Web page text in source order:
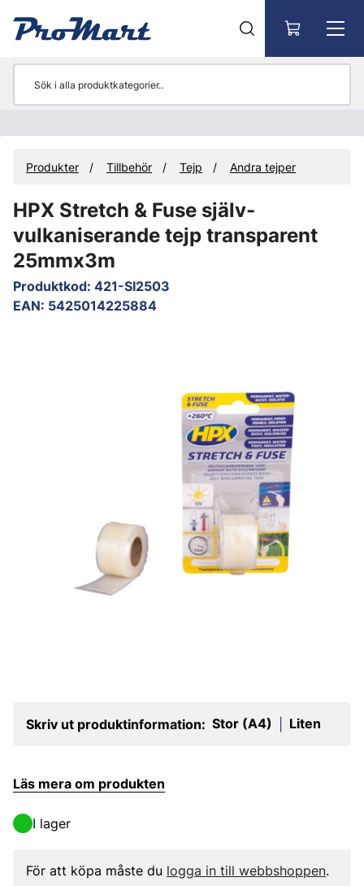
Produkter Tillbehör Tejp Andra tejper
HPX Stretch & Fuse själv-
vulkaniserande tejp transparent
25mmx3m
Produktkod: 421-SI2503
EAN: 5425014225884
Skriv ut produktinformation: Stor (A4) Liten
Läs mera om produkten
I lager
För att köpa måste du logga in till webbshoppen.